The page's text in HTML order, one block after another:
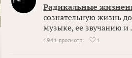
Радикальные
сознательную жизнь
музыке, ее звучанию и
1941 просмотр  1